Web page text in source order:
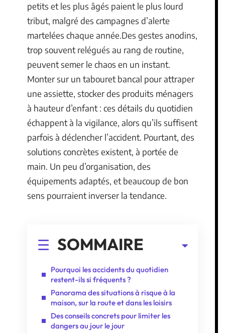
petits et les plus âgés paient le plus lourd
tribut, malgré des campagnes d’alerte
martelées chaque année.Des gestes anodins,
trop souvent relégués au rang de routine,
peuvent semer le chaos en un instant.
Monter sur un tabouret bancal pour attraper
une assiette, stocker des produits ménagers
à hauteur d’enfant : ces détails du quotidien
échappent à la vigilance, alors qu’ils suffisent
parfois à déclencher l’accident. Pourtant, des
solutions concrètes existent, à portée de
main. Un peu d’organisation, des
équipements adaptés, et beaucoup de bon
sens pourraient inverser la tendance.
SOMMAIRE
Pourquoi les accidents du quotidien
restent-ils si fréquents ?
Panorama des situations à risque à la
maison, sur la route et dans les loisirs
Des conseils concrets pour limiter les
dangers au jour le jour